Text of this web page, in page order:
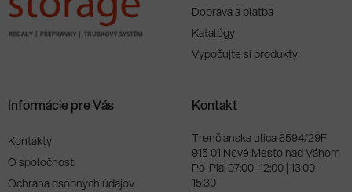
Doprava a platba
Katalógy
Vypočujte si produkty
Informácie pre Vás
Kontakty
O spoločnosti
Ochrana osobných údajov
Kontakt
Trenčianska ulica 6594/29F
915 01 Nové Mesto nad Váhom
Po-Pia: 07:00–12:00 | 13:00–
15:30